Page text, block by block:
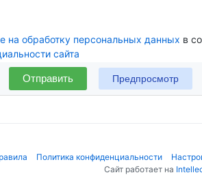
на обработку персональных данных в
сайта
Отправить
Политика конфиденциальности
Сайт работает на